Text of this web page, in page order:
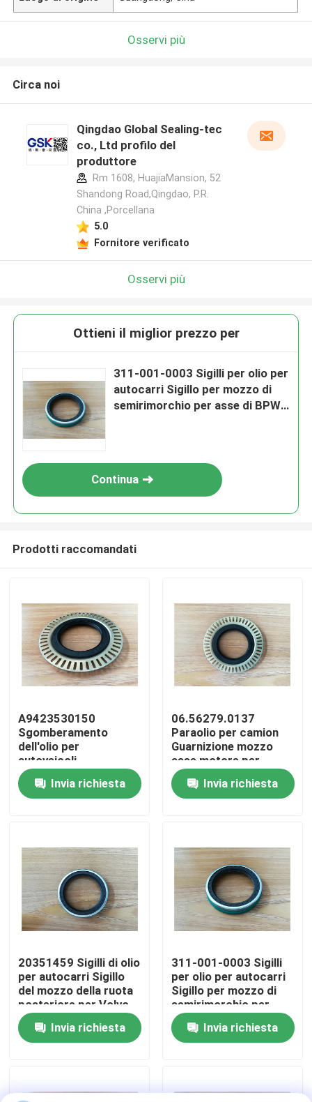
Prodotti
Circa noi
Controllo di qualità
Contattici
Richieda una citazione
Guarnizione in gomma olio
Guarnizioni del camion
Osservi più
Circa noi
Qingdao Global Sealing-tec
co., Ltd profilo del
produttore
Rm 1608, HuajiaMansion, 52
Shandong Road,Qingdao, P.R.
China ,Porcellana
5.0
Fornitore verificato
Osservi più
Ottieni il miglior prezzo per
311-001-0003 Sigilli per olio per
autocarri Sigillo per mozzo di
semirimorchio per asse di BPW
Continua
Prodotti raccomandati
A9423530150
Sgomberamento
dell'olio per
autoveicoli
Sgomberamento
dell'olio per
autoveicoli per
Invia richiesta
06.56279.0137
Paraolio per camion
Guarnizione mozzo
asse motore per
sostituzione OEM
MAN TGXInvia richiesta
20351459 Sigilli di olio
per autocarri Sigillo
del mozzo della ruota
posteriore per Volvo
FH16 Sostituzione
OEM Invia richiesta
311-001-0003 Sigilli
per olio per autocarri
Sigillo per mozzo di
semirimorchio per
asse di BPW OEM
sostituzioneInvia richiesta